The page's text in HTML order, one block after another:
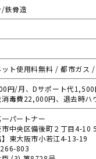
/鉄骨造
ット使用料無料 / 都市ガス
円/月、Dサポート代
消毒費22,000円、退去時
パートナー
市中央区備後町２丁目4-10
】東大阪市小若江4-13-19
803